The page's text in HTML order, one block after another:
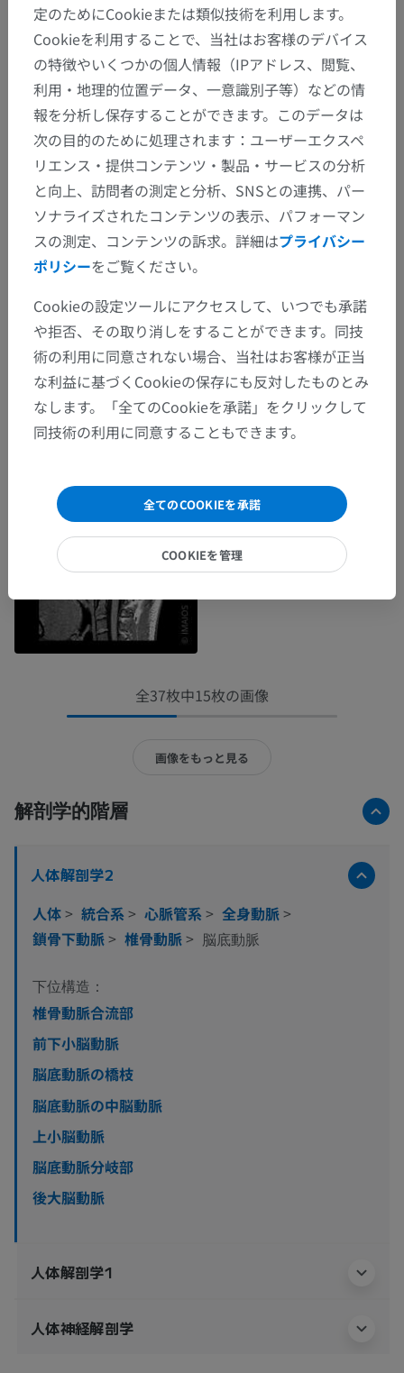
全37枚中15枚の画像
画像をもっと見る
解剖学的階層
人体解剖学2
人体> 統合系> 心脈管系> 全身動脈>
鎖骨下動脈> 椎骨動脈> 脳底動脈
下位構造：
椎骨動脈合流部
前下小脳動脈
脳底動脈の橋枝
脳底動脈の中脳動脈
上小脳動脈
脳底動脈分岐部
後大脳動脈
人体解剖学1
人体神経解剖学
定のためにCookieまたは類似技術を利用します。
Cookieを利用することで、当社はお客様のデバイス
の特徴やいくつかの個人情報（IPアドレス、閲覧、
利用・地理的位置データ、一意識別子等）などの情
報を分析し保存することができます。このデータは
次の目的のために処理されます：ユーザーエクスペ
リエンス・提供コンテンツ・製品・サービスの分析
と向上、訪問者の測定と分析、SNSとの連携、パー
ソナライズされたコンテンツの表示、パフォーマン
スの測定、コンテンツの訴求。詳細はプライバシー
ポリシーをご覧ください。
Cookieの設定ツールにアクセスして、いつでも承諾
や拒否、その取り消しをすることができます。同技
術の利用に同意されない場合、当社はお客様が正当
な利益に基づくCookieの保存にも反対したものとみ
なします。「全てのCookieを承諾」をクリックして
同技術の利用に同意することもできます。
全てのCOOKIEを承諾
COOKIEを管理